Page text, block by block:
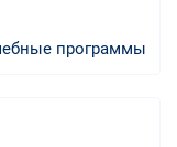
программы